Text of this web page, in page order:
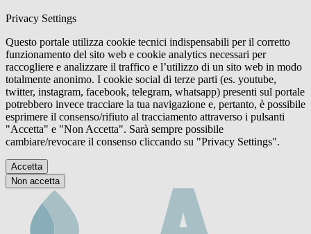
Privacy Settings
Questo portale utilizza cookie tecnici indispensabili per il corretto
funzionamento del sito web e cookie analytics necessari per
raccogliere e analizzare il traffico e l’utilizzo di un sito web in modo
totalmente anonimo. I cookie social di terze parti (es. youtube,
twitter, instagram, facebook, telegram, whatsapp) presenti sul portale
potrebbero invece tracciare la tua navigazione e, pertanto, è possibile
esprimere il consenso/rifiuto al tracciamento attraverso i pulsanti
"Accetta" e "Non Accetta". Sarà sempre possibile
cambiare/revocare il consenso cliccando su "Privacy Settings".
Accetta
Non accetta